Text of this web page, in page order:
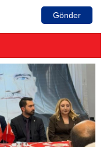
Gönder